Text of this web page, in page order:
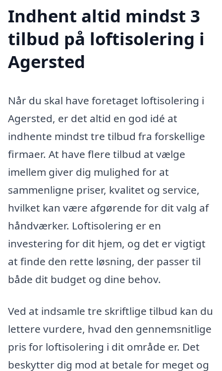
Indhent altid mindst 3
tilbud på loftisolering i
Agersted
Når du skal have foretaget loftisolering i
Agersted, er det altid en god idé at
indhente mindst tre tilbud fra forskellige
firmaer. At have flere tilbud at vælge
imellem giver dig mulighed for at
sammenligne priser, kvalitet og service,
hvilket kan være afgørende for dit valg af
håndværker. Loftisolering er en
investering for dit hjem, og det er vigtigt
at finde den rette løsning, der passer til
både dit budget og dine behov.
Ved at indsamle tre skriftlige tilbud kan du
lettere vurdere, hvad den gennemsnitlige
pris for loftisolering i dit område er. Det
beskytter dig mod at betale for meget og